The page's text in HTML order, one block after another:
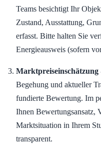
Teams besichtigt Ihr
Zustand, Ausstattung,
erfasst. Bitte halten Sie
Energieausweis (sofern
Marktpreiseinschätzung
Begehung und aktueller
fundierte Bewertung. Im
Ihnen Bewertungsansatz,
Marktsituation in Ihrem
transparent.